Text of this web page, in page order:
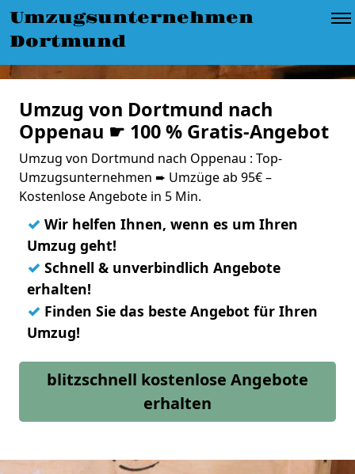
Umzugsunternehmen
Dortmund
Umzug von Dortmund nach
Oppenau ☛ 100 % Gratis-Angebot
Umzug von Dortmund nach Oppenau : Top-
Umzugsunternehmen ➨ Umzüge ab 95€ –
Kostenlose Angebote in 5 Min.
✓ Wir helfen Ihnen, wenn es um Ihren
Umzug geht!
✓ Schnell & unverbindlich Angebote
erhalten!
✓ Finden Sie das beste Angebot für Ihren
Umzug!
blitzschnell kostenlose Angebote
erhalten